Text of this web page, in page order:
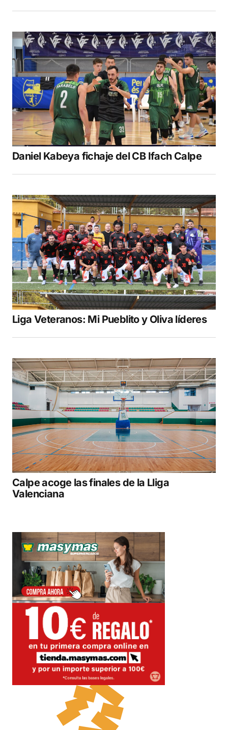
Daniel Kabeya fichaje del CB Ifach Calpe
Liga Veteranos: Mi Pueblito y Oliva líderes
Calpe acoge las finales de la Lliga
Valenciana